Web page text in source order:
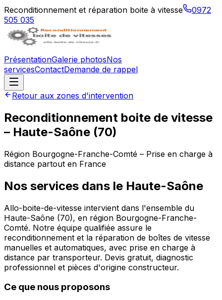
Reconditionnement et réparation boite à vitesse
0972
505 035
PrésentationGalerie photosNos
servicesContactDemande de rappel
Retour aux zones d'intervention
Reconditionnement boite de vitesse
– Haute-Saône (70)
Région Bourgogne-Franche-Comté – Prise en charge à
distance partout en France
Nos services dans le Haute-Saône
Allo-boite-de-vitesse intervient dans l'ensemble du
Haute-Saône (70), en région Bourgogne-Franche-
Comté. Notre équipe qualifiée assure le
reconditionnement et la réparation de boîtes de vitesse
manuelles et automatiques, avec prise en charge à
distance par transporteur. Devis gratuit, diagnostic
professionnel et pièces d'origine constructeur.
Ce que nous proposons